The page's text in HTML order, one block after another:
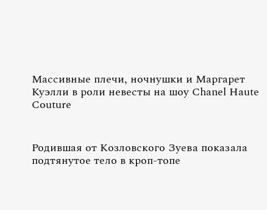
Массивные плечи, ночнушки и Маргарет
Куэлли в роли невесты на шоу Chanel Haute
Couture
Родившая от Козловского Зуева показала
подтянутое тело в кроп-топе